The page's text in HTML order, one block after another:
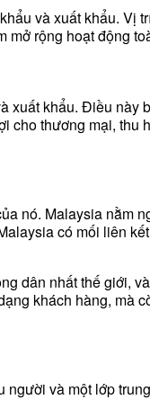
và xuất khẩu. Vị
mở rộng hoạt động
xuất khẩu. Điều này
cho thương mại, thu
nó. Malaysia nằm
có mối liên
dân nhất thế giới,
khách hàng, mà
và một lớp